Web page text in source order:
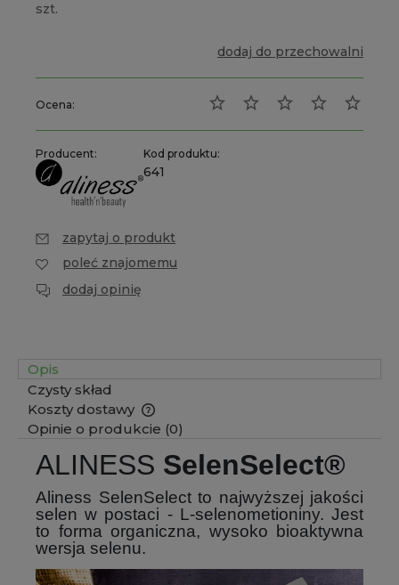
szt.
dodaj do przechowalni
Ocena:
Producent: Kod produktu:
641
zapytaj o produkt
poleć znajomemu
dodaj opinię
Opis
Czysty skład
Koszty dostawy
Cena nie zawiera ewentualnych kosztów płatności
Opinie o produkcie (0)
ALINESS SelenSelect®
Aliness SelenSelect to najwyższej jakości
selen w postaci - L-selenometioniny. Jest
to forma organiczna, wysoko bioaktywna
wersja selenu.